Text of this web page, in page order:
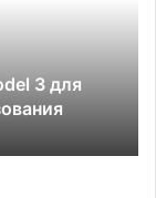
3 для